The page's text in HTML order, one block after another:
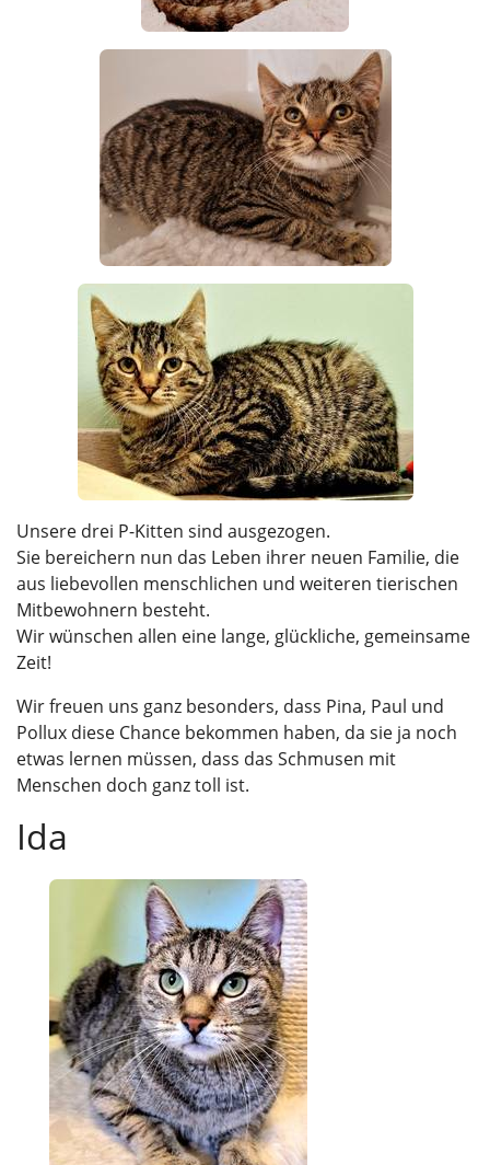
Unsere drei P-Kitten sind ausgezogen.
Sie bereichern nun das Leben ihrer neuen Familie, die
aus liebevollen menschlichen und weiteren tierischen
Mitbewohnern besteht.
Wir wünschen allen eine lange, glückliche, gemeinsame
Zeit!
Wir freuen uns ganz besonders, dass Pina, Paul und
Pollux diese Chance bekommen haben, da sie ja noch
etwas lernen müssen, dass das Schmusen mit
Menschen doch ganz toll ist.
Ida